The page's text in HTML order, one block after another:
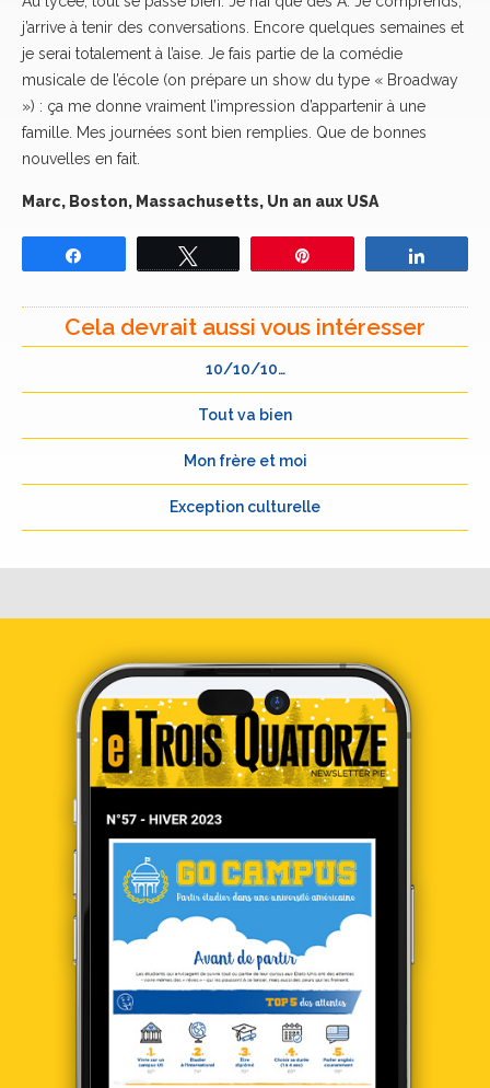
j’arrive à tenir des conversations. Encore quelques semaines et
je serai totalement à l’aise. Je fais partie de la comédie
musicale de l’école (on prépare un show du type « Broadway
») : ça me donne vraiment l’impression d’appartenir à une
famille. Mes journées sont bien remplies. Que de bonnes
nouvelles en fait.
Marc, Boston, Massachusetts, Un an aux USA
Cela devrait aussi vous intéresser
10/10/10…
Tout va bien
Mon frère et moi
Exception culturelle